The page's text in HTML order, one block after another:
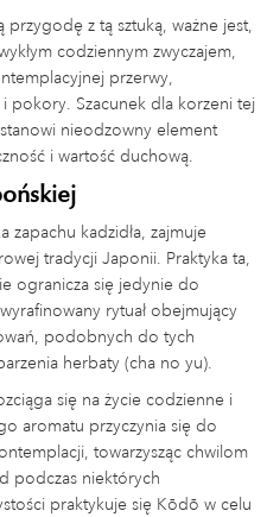
z tą sztuką, ważne jest,
codziennym zwyczajem,
przerwy,
pokory. Szacunek dla korzeni tej
nieodzowny element
i wartość duchową.
zapachu kadzidła, zajmuje
tradycji Japonii. Praktyka ta,
ogranicza się jedynie do
rytuał obejmujący
podobnych do tych
herbaty (cha no yu).
się na życie codzienne i
aromatu przyczynia się do
towarzysząc chwilom
podczas niektórych
praktykuje się Kōdō w celu